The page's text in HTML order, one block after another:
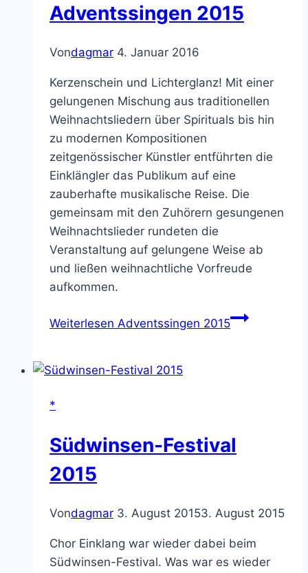
Adventssingen 2015
Vondagmar 4. Januar 2016
Kerzenschein und Lichterglanz! Mit einer
gelungenen Mischung aus traditionellen
Weihnachtsliedern über Spirituals bis hin
zu modernen Kompositionen
zeitgenössischer Künstler entführten die
Einklängler das Publikum auf eine
zauberhafte musikalische Reise. Die
gemeinsam mit den Zuhörern gesungenen
Weihnachtslieder rundeten die
Veranstaltung auf gelungene Weise ab
und ließen weihnachtliche Vorfreude
aufkommen.
Weiterlesen Adventssingen 2015
*
Südwinsen-Festival
2015
Vondagmar 3. August 20153. August 2015
Chor Einklang war wieder dabei beim
Südwinsen-Festival. Was war es wieder